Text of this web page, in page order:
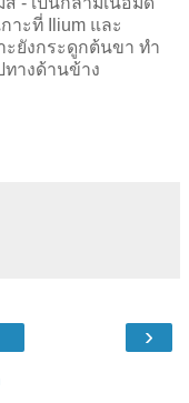
าะที่ Ilium และ
ะยังกระดูกต้นขา ทำ
างด้านข้าง
›